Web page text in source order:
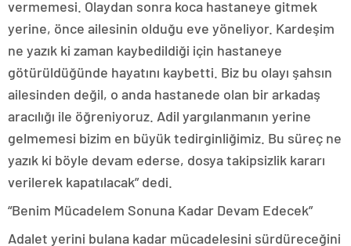
vermemesi. Olaydan sonra koca hastaneye gitmek
yerine, önce ailesinin olduğu eve yöneliyor. Kardeşim
ne yazık ki zaman kaybedildiği için hastaneye
götürüldüğünde hayatını kaybetti. Biz bu olayı şahsın
ailesinden değil, o anda hastanede olan bir arkadaş
aracılığı ile öğreniyoruz. Adil yargılanmanın yerine
gelmemesi bizim en büyük tedirginliğimiz. Bu süreç ne
yazık ki böyle devam ederse, dosya takipsizlik kararı
verilerek kapatılacak” dedi.
“Benim Mücadelem Sonuna Kadar Devam Edecek”
Adalet yerini bulana kadar mücadelesini sürdüreceğini